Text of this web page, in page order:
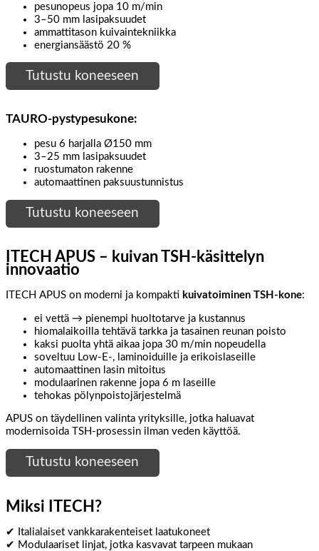
pesunopeus jopa 10 m/min
3–50 mm lasipaksuudet
ammattitason kuivaintekniikka
energiansäästö 20 %
Tutustu koneeseen
TAURO-pystypesukone:
pesu 6 harjalla Ø150 mm
3–25 mm lasipaksuudet
ruostumaton rakenne
automaattinen paksuustunnistus
Tutustu koneeseen
ITECH APUS – kuivan TSH-käsittelyn
innovaatio
ITECH APUS on moderni ja kompakti kuivatoiminen TSH-kone:
ei vettä → pienempi huoltotarve ja kustannus
hiomalaikoilla tehtävä tarkka ja tasainen reunan poisto
kaksi puolta yhtä aikaa jopa 30 m/min nopeudella
soveltuu Low-E-, laminoiduille ja erikoislaseille
automaattinen lasin mitoitus
modulaarinen rakenne jopa 6 m laseille
tehokas pölynpoistojärjestelmä
APUS on täydellinen valinta yrityksille, jotka haluavat
modernisoida TSH-prosessin ilman veden käyttöä.
Tutustu koneeseen
Miksi ITECH?
✔ Italialaiset vankkarakenteiset laatukoneet
✔ Modulaariset linjat, jotka kasvavat tarpeen mukaan